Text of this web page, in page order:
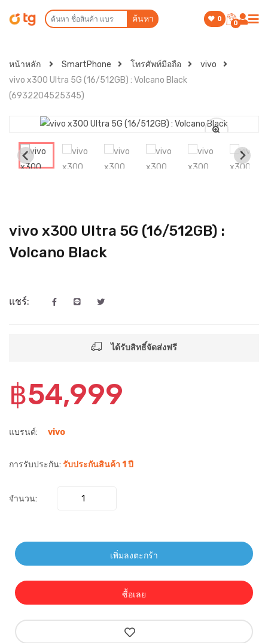
ค้นหา 0
0
หน้าหลัก SmartPhone โทรศัพท์มือถือ
vivo
vivo x300 Ultra 5G (16/512GB) : Volcano Black
(6932204525345)
vivo x300 Ultra 5G (16/512GB) :
Volcano Black
แชร์:
ได้รับสิทธิ์จัดส่งฟรี
฿54,999
แบรนด์: vivo
การรับประกัน: รับประกันสินค้า 1 ปี
จำนวน:
เพิ่มลงตะกร้า
ซื้อเลย